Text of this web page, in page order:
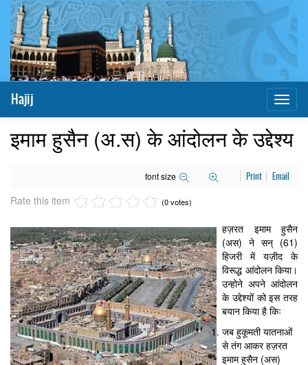
Hajij
इमाम हुसैन (अ.स) के आंदोलन के उद्देश्य
font size Print Email
Rate this item (0 votes)
हज़रत इमाम हुसैन
(अस) ने सन् (61)
हिजरी में यज़ीद के
विरूद्ध आंदोलन किया।
उन्होने अपने आंदोलन
के उद्देश्यों को इस तरह
बयान किया है किः
जब हुकूमती यातनाओं
से तंग आकर हज़रत
इमाम हुसैन (अस)